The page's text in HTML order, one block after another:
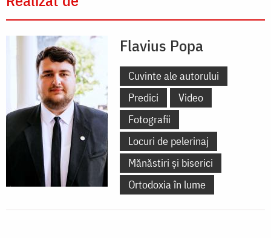
Flavius Popa
Cuvinte ale autorului
Predici
Video
Fotografii
Locuri de pelerinaj
Mănăstiri și biserici
Ortodoxia în lume